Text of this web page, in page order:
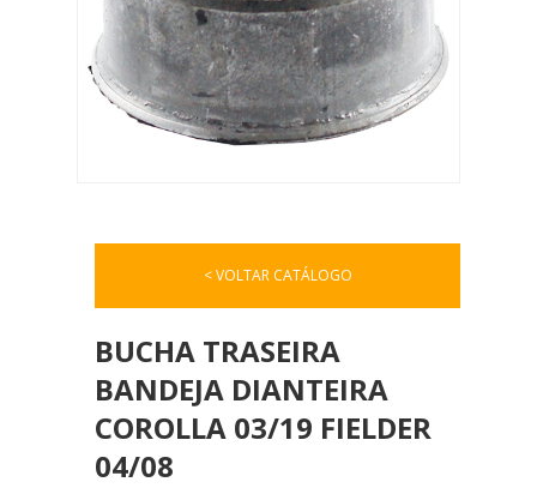
< VOLTAR CATÁLOGO
BUCHA TRASEIRA
BANDEJA DIANTEIRA
COROLLA 03/19 FIELDER
04/08